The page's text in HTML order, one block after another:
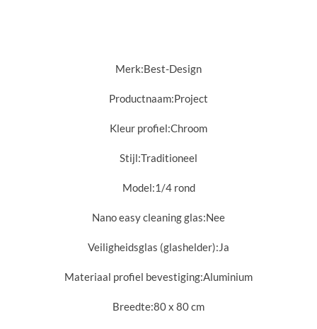
Merk:Best-Design
Productnaam:Project
Kleur profiel:Chroom
Stijl:Traditioneel
Model:1/4 rond
Nano easy cleaning glas:Nee
Veiligheidsglas (glashelder):Ja
Materiaal profiel bevestiging:Aluminium
Breedte:80 x 80 cm